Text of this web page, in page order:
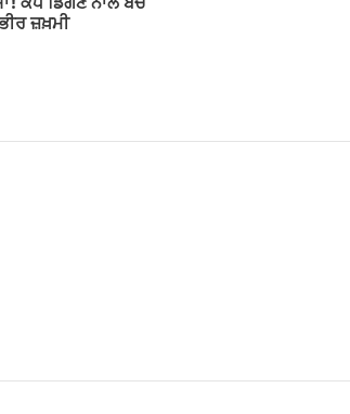
ਕੰਧ ਡਿੱਗਣ ਨਾਲ ਬੱਚੇ
ਜ਼ਖ਼ਮੀ